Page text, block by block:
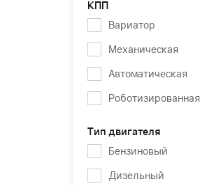
КПП
Вариатор
Механическая
Автоматическая
Роботизированная
Тип двигателя
Бензиновый
Дизельный